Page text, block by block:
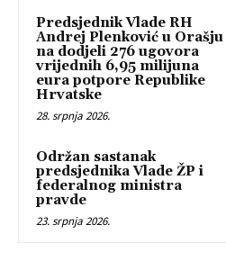
Predsjednik Vlade RH
Andrej Plenković u Orašju
na dodjeli 276 ugovora
vrijednih 6,95 milijuna
eura potpore Republike
Hrvatske
28. srpnja 2026.
Održan sastanak
predsjednika Vlade ŽP i
federalnog ministra
pravde
23. srpnja 2026.